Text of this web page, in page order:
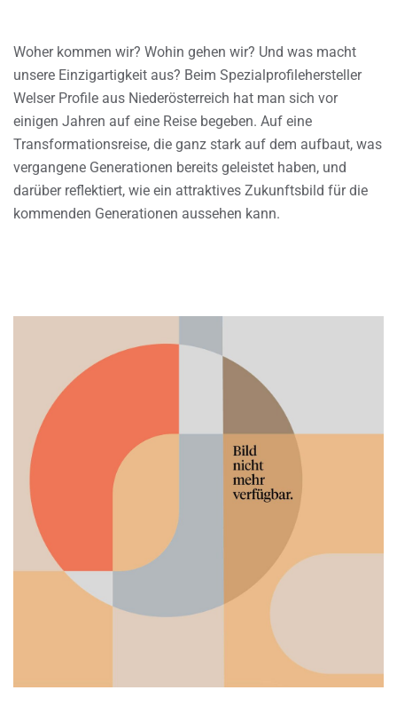
Woher kommen wir? Wohin gehen wir? Und was macht
unsere Einzigartigkeit aus? Beim Spezialprofilehersteller
Welser Profile aus Niederösterreich hat man sich vor
einigen Jahren auf eine Reise begeben. Auf eine
Transformationsreise, die ganz stark auf dem aufbaut, was
vergangene Generationen bereits geleistet haben, und
darüber reflektiert, wie ein attraktives Zukunftsbild für die
kommenden Generationen aussehen kann.